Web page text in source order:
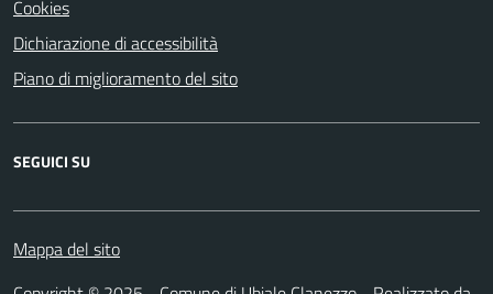
Cookies
Dichiarazione di accessibilità
Piano di miglioramento del sito
SEGUICI SU
Mappa del sito